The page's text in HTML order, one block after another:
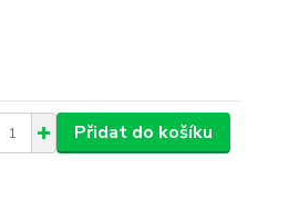
Přidat do košíku